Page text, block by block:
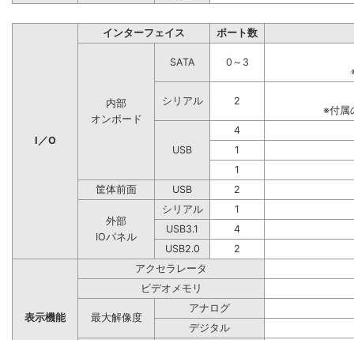
I／O
インターフェイス ポート数
内部
オンボード
SATA
0～3
シリアル
2
※付属
USB
4
1
1
筐体前面
USB 2
外部
IOパネル
シリアル
1
USB3.1
4
USB2.0
2
表示機能
アクセラレータ
ビデオメモリ
最大解像度
アナログ
デジタル